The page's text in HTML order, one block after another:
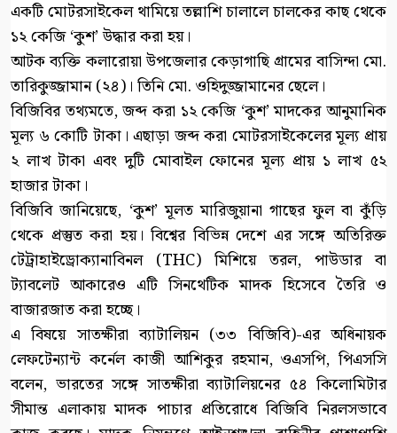
একটি মোটরসাইকেল থামিয়ে তল্লাশি চালালে চালকের কাছ থেকে
১২ কেজি ‘কুশ’ উদ্ধার করা হয়।
আটক ব্যক্তি কলারোয়া উপজেলার কেড়াগাছি গ্রামের বাসিন্দা মো.
তারিকুজ্জামান (২৪)। তিনি মো. ওহিদুজ্জামানের ছেলে।
বিজিবির তথ্যমতে, জব্দ করা ১২ কেজি ‘কুশ’ মাদকের আনুমানিক
মূল্য ৬ কোটি টাকা। এছাড়া জব্দ করা মোটরসাইকেলের মূল্য প্রায়
২ লাখ টাকা এবং দুটি মোবাইল ফোনের মূল্য প্রায় ১ লাখ ৫২
হাজার টাকা।
বিজিবি জানিয়েছে, ‘কুশ’ মূলত মারিজুয়ানা গাছের ফুল বা কুঁড়ি
থেকে প্রস্তুত করা হয়। বিশ্বের বিভিন্ন দেশে এর সঙ্গে অতিরিক্ত
টেট্রাহাইড্রোক্যানাবিনল (THC) মিশিয়ে তরল, পাউডার বা
ট্যাবলেট আকারেও এটি সিনথেটিক মাদক হিসেবে তৈরি ও
বাজারজাত করা হচ্ছে।
এ বিষয়ে সাতক্ষীরা ব্যাটালিয়ন (৩৩ বিজিবি)-এর অধিনায়ক
লেফটেন্যান্ট কর্নেল কাজী আশিকুর রহমান, ওএসপি, পিএসসি
বলেন, ভারতের সঙ্গে সাতক্ষীরা ব্যাটালিয়নের ৫৪ কিলোমিটার
সীমান্ত এলাকায় মাদক পাচার প্রতিরোধে বিজিবি নিরলসভাবে